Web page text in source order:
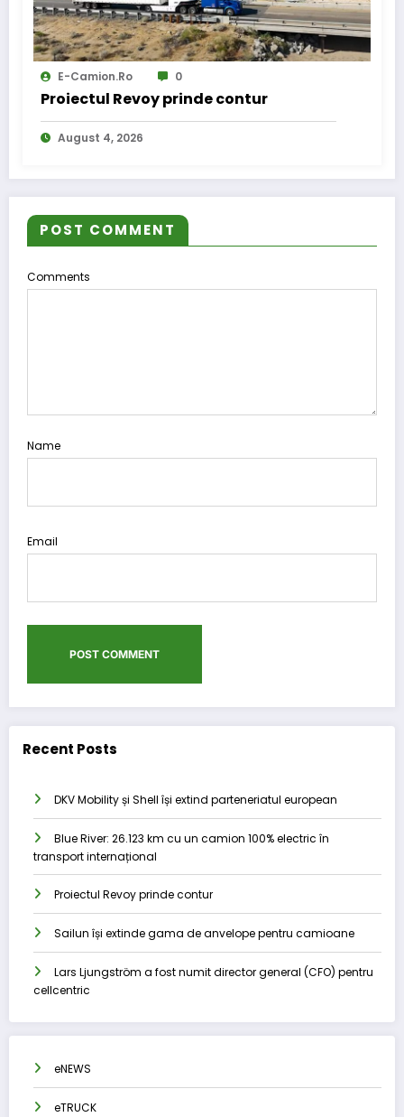
E-Camion.ro 0
Proiectul Revoy prinde contur
August 4, 2026
POST COMMENT
Comments
Name
Email
Recent Posts
DKV Mobility și Shell își extind parteneriatul european
Blue River: 26.123 km cu un camion 100% electric în
transport internațional
Proiectul Revoy prinde contur
Sailun își extinde gama de anvelope pentru camioane
Lars Ljungström a fost numit director general (CFO) pentru
cellcentric
eNEWS
eTRUCK